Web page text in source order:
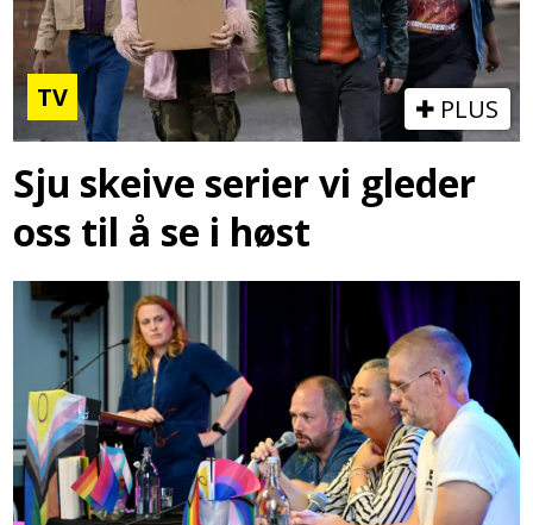
TV PLUS
Sju skeive serier vi gleder
oss til å se i høst